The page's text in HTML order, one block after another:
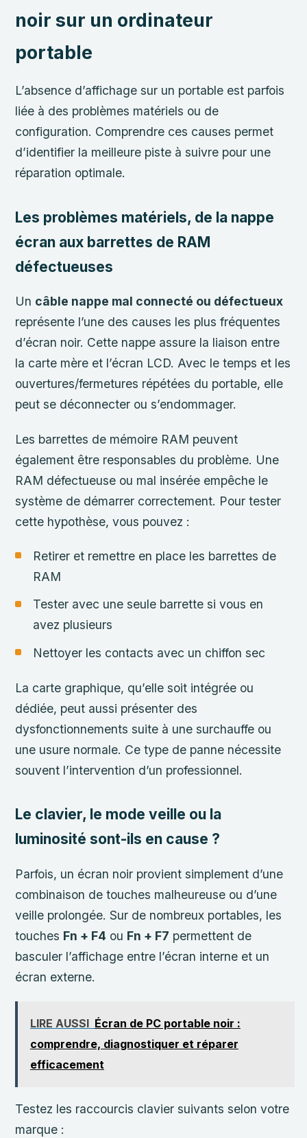
noir sur un ordinateur
portable
L’absence d’affichage sur un portable est parfois
liée à des problèmes matériels ou de
configuration. Comprendre ces causes permet
d’identifier la meilleure piste à suivre pour une
réparation optimale.
Les problèmes matériels, de la nappe
écran aux barrettes de RAM
défectueuses
Un câble nappe mal connecté ou défectueux
représente l’une des causes les plus fréquentes
d’écran noir. Cette nappe assure la liaison entre
la carte mère et l’écran LCD. Avec le temps et les
ouvertures/fermetures répétées du portable, elle
peut se déconnecter ou s’endommager.
Les barrettes de mémoire RAM peuvent
également être responsables du problème. Une
RAM défectueuse ou mal insérée empêche le
système de démarrer correctement. Pour tester
cette hypothèse, vous pouvez :
Retirer et remettre en place les barrettes de
RAM
Tester avec une seule barrette si vous en
avez plusieurs
Nettoyer les contacts avec un chiffon sec
La carte graphique, qu’elle soit intégrée ou
dédiée, peut aussi présenter des
dysfonctionnements suite à une surchauffe ou
une usure normale. Ce type de panne nécessite
souvent l’intervention d’un professionnel.
Le clavier, le mode veille ou la
luminosité sont-ils en cause ?
Parfois, un écran noir provient simplement d’une
combinaison de touches malheureuse ou d’une
veille prolongée. Sur de nombreux portables, les
touches Fn + F4 ou Fn + F7 permettent de
basculer l’affichage entre l’écran interne et un
écran externe.
LIRE AUSSI Écran de PC portable noir :
comprendre, diagnostiquer et réparer
efficacement
Testez les raccourcis clavier suivants selon votre
marque :